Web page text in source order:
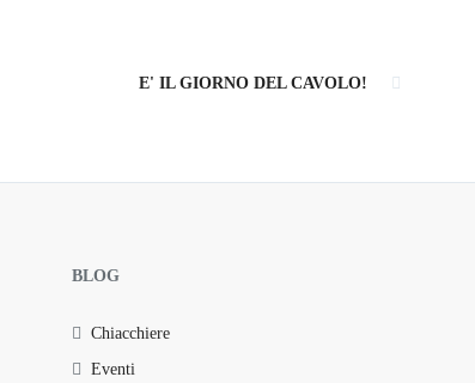
E' IL GIORNO DEL CAVOLO!
BLOG
Chiacchiere
Eventi